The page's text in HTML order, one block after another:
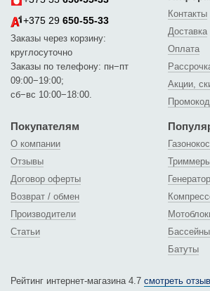
+375 29 650-55-33
Заказы через корзину:
круглосуточно
Заказы по телефону: пн−пт
09:00−19:00;
сб−вс 10:00−18:00.
Контакты
Доставка
Оплата
Акции,
Покупателям
О компании
Отзывы
Договор оферты
Возврат / обмен
Производители
Статьи
Бассейны
Батуты
Рейтинг интернет-магазина 4.7 смотреть